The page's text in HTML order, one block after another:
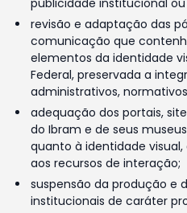
publicidade institucional
revisão e adaptação das
comunicação que
elementos da identidade
Federal, preservada a
administrativos,
adequação dos portais,
do Ibram e de seus
quanto à identidade
aos recursos de interação;
suspensão da produção e
institucionais de caráter